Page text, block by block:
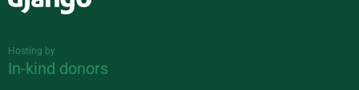
Hosting by
In-kind donors